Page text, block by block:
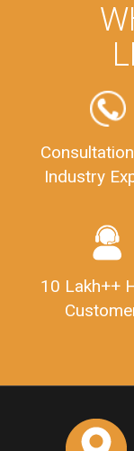
Industry
10 Lakh++